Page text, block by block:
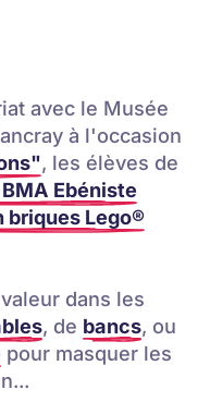
avec le Musée
à l'occasion
, les élèves de
Ebéniste
briques Lego®
dans les
, de bancs, ou
pour masquer les